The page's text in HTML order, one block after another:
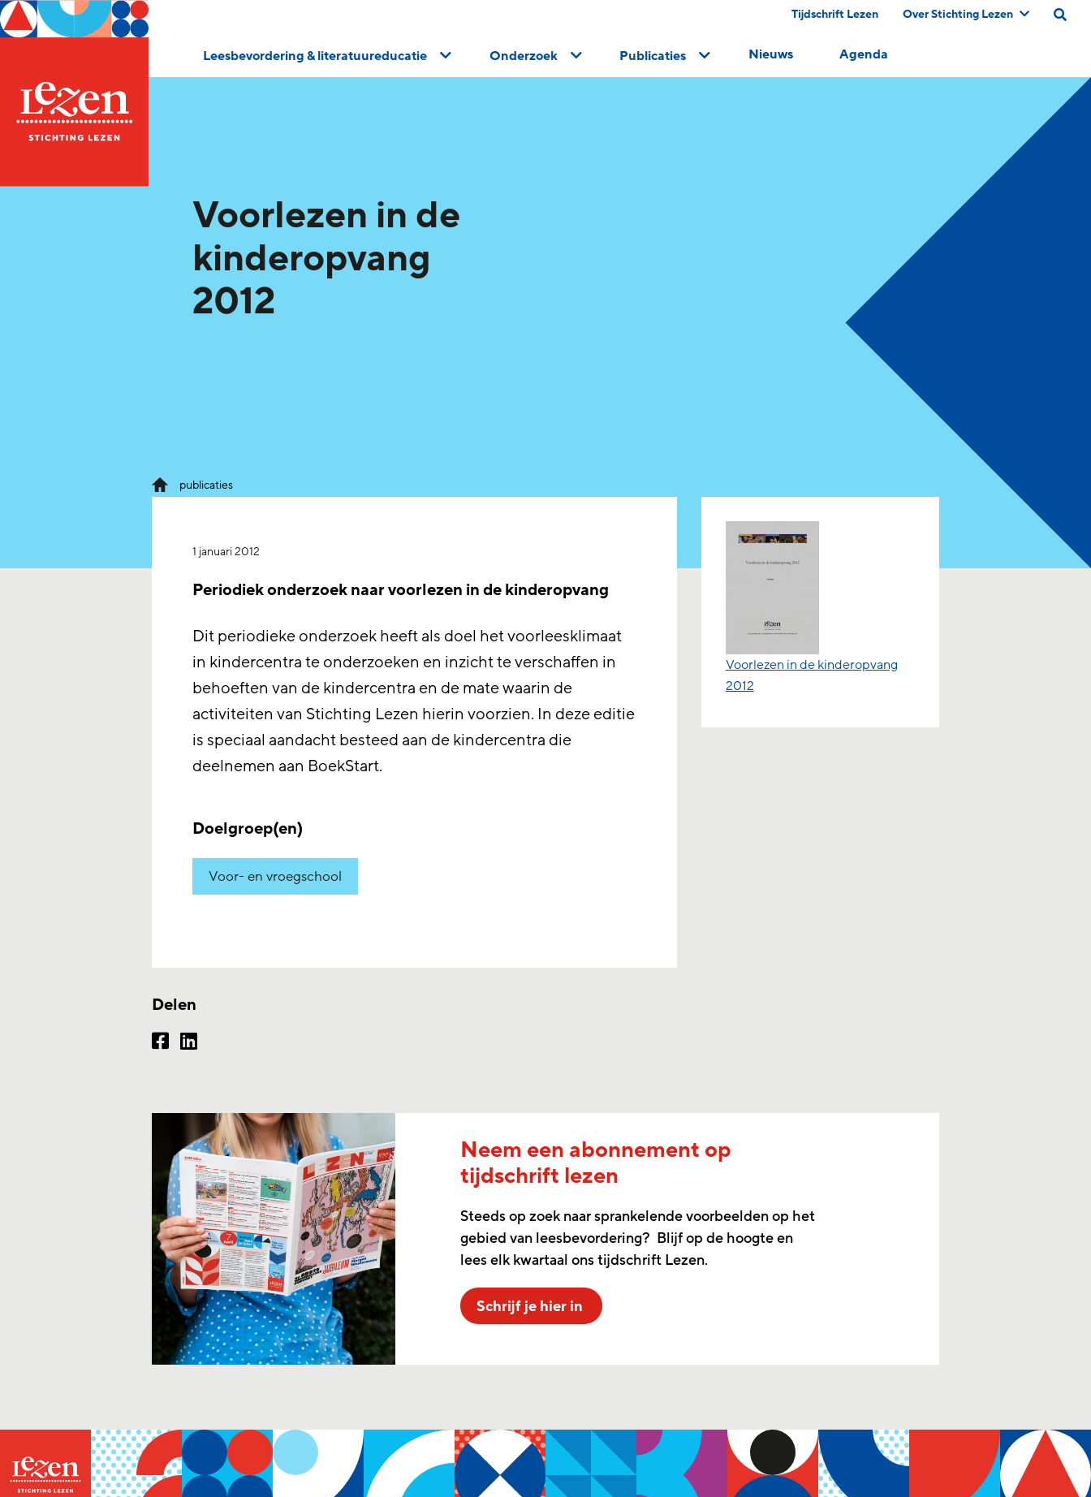
Tijdschrift Lezen Over Stichting Lezen
Leesbevordering & literatuureducatie Onderzoek Publicaties Nieuws Agenda
Voorlezen in de
kinderopvang
2012
publicaties
Voorlezen in de kinderopvang
2012
1 januari 2012
Periodiek onderzoek naar voorlezen in de kinderopvang
Dit periodieke onderzoek heeft als doel het voorleesklimaat
in kindercentra te onderzoeken en inzicht te verschaffen in
behoeften van de kindercentra en de mate waarin de
activiteiten van Stichting Lezen hierin voorzien. In deze editie
is speciaal aandacht besteed aan de kindercentra die
deelnemen aan BoekStart.
Doelgroep(en)
Voor- en vroegschool
Delen
Neem een abonnement op
tijdschrift lezen
Steeds op zoek naar sprankelende voorbeelden op het
gebied van leesbevordering? Blijf op de hoogte en
lees elk kwartaal ons tijdschrift Lezen.
Schrijf je hier in